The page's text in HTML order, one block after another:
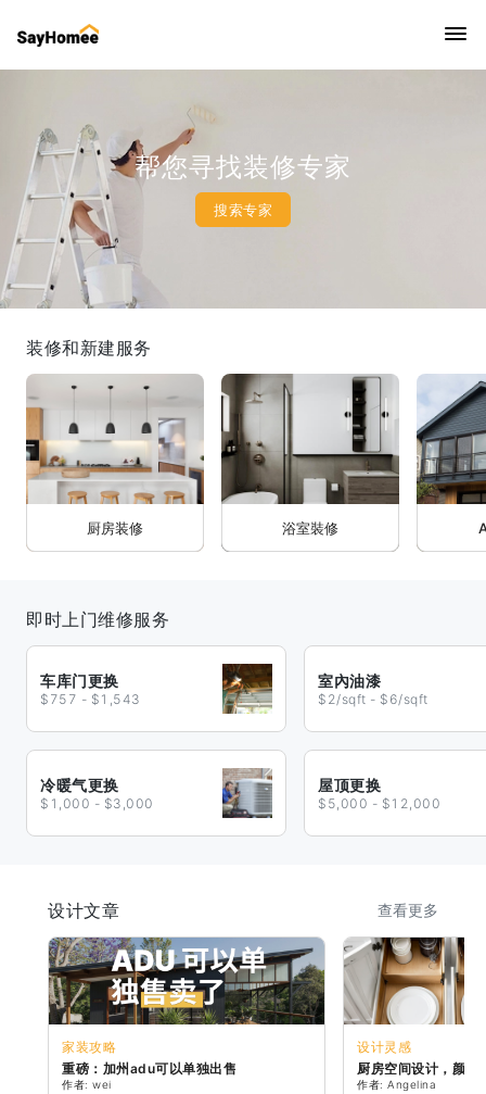
帮您寻找装修专家
搜索专家
装修和新建服务
厨房装修 浴室裝修
即时上门维修服务
车库门更换
$757 - $1,543
冷暖气更换
$1,000 - $3,000
室內油漆
$2/sqft - $6/sqft
屋顶更换
$5,000 - $12,000
设计文章 查看更多
家装攻略
重磅：加州adu可以单独出售
作者: wei
设计灵感
厨房空间设计，颜色
作者: Angelina